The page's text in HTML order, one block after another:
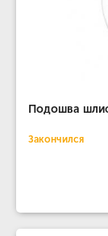
Подошва
Закончился